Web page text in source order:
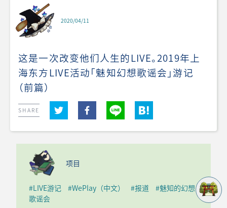
2020/04/11
这是一次改变他们人生的LIVE。2019年上
海东方LIVE活动「魅知幻想歌谣会」游记
（前篇）
SHARE
项目
#LIVE游记 #WePlay（中文） #报道
#魅知的幻想
歌谣会